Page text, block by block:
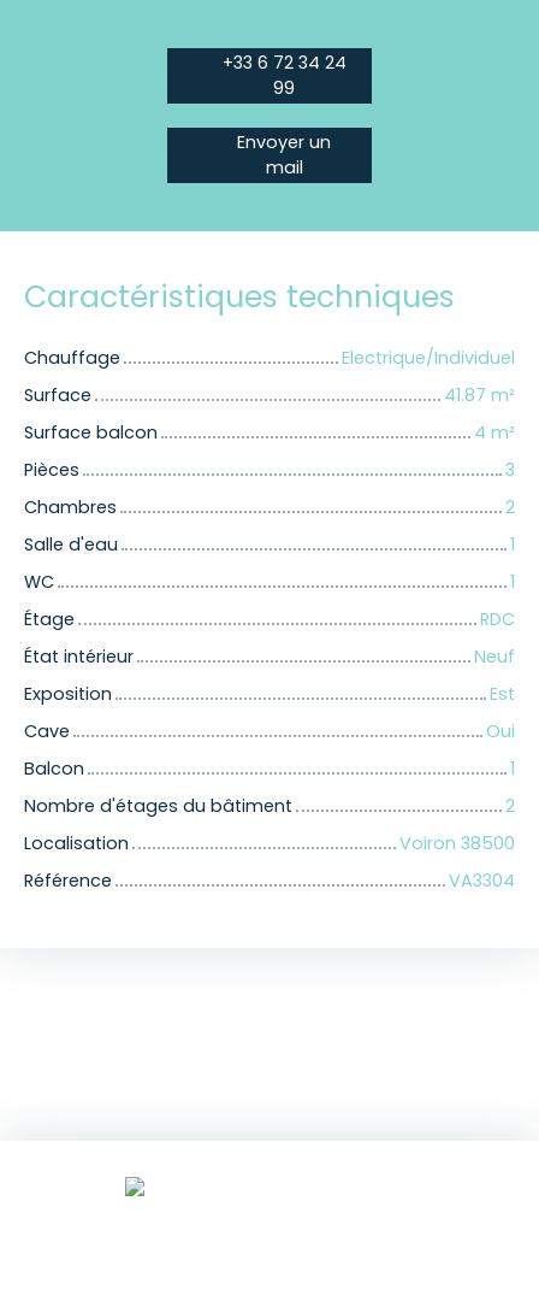
+33 6 72 34 24
99
Envoyer un
mail
Caractéristiques techniques
Chauffage
Electrique/Individuel
Surface
41.87 m²
Surface balcon
4 m²
Pièces
3
Chambres
2
Salle d'eau
1
WC
1
Étage
RDC
État intérieur
Neuf
Exposition
Est
Cave
Oui
Balcon
1
Nombre d'étages du bâtiment
2
Localisation
Voiron 38500
Référence
VA3304